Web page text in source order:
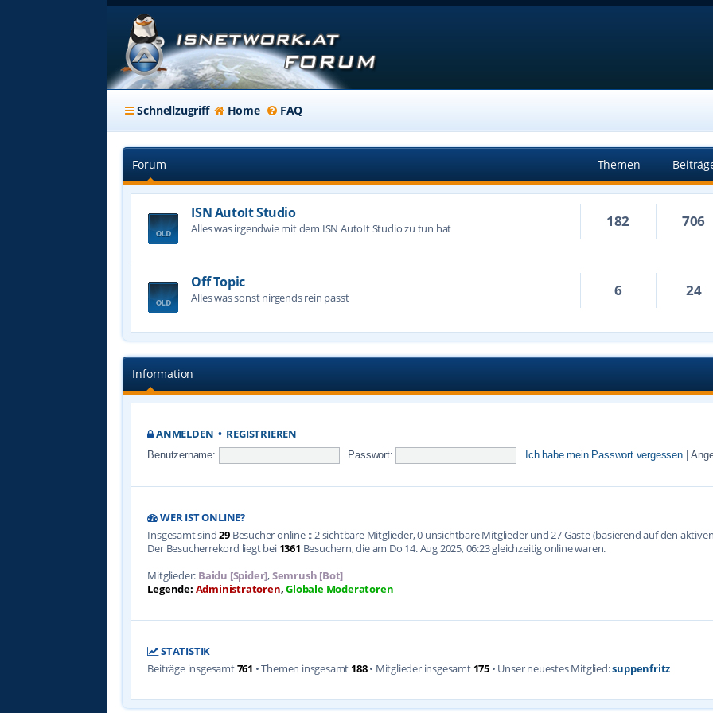
Schnellzugriff Home FAQ
Forum Themen
ISN AutoIt Studio
Alles was irgendwie mit dem ISN AutoIt Studio zu tun hat 182 706
Off Topic
Alles was sonst nirgends rein passt 6 24
Information
ANMELDEN • REGISTRIEREN
Benutzername: Passwort: Ich habe mein Passwort vergessen
WER IST ONLINE?
Insgesamt sind29 Besucher online :: 2 sichtbare Mitglieder, 0 unsichtbare Mitglieder und 27 Gäste (basierend auf den
Der Besucherrekord liegt bei 1361 Besuchern, die am Do 14. Aug 2025, 06:23 gleichzeitig online waren.
Mitglieder: Baidu [Spider],Semrush [Bot]
Legende: Administratoren,Globale Moderatoren
STATISTIK
Beiträge insgesamt761 • Themen insgesamt 188• Mitglieder insgesamt 175 • Unser neuestes Mitglied:suppenfritz